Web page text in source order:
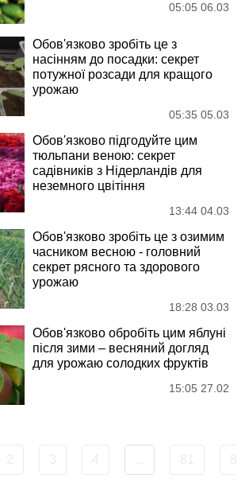
05:05 06.03
Обов'язково зробіть це з
насінням до посадки: секрет
потужної розсади для кращого
урожаю
05:35 05.03
Обов'язково підгодуйте цим
тюльпани веною: секрет
садівників з Нідерландів для
неземного цвітіння
13:44 04.03
Обов'язково зробіть це з озимим
часником весною - головний
секрет рясного та здорового
урожаю
18:28 03.03
Обов'язково обробіть цим яблуні
після зими – весняний догляд
для урожаю солодких фруктів
15:05 27.02